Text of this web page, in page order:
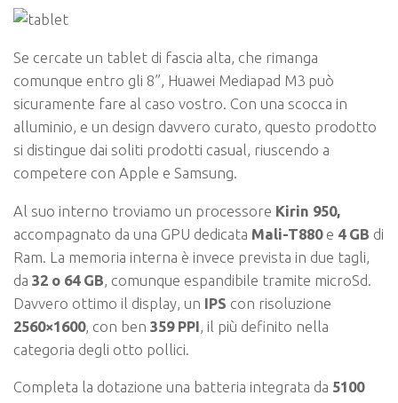
Se cercate un tablet di fascia alta, che rimanga
comunque entro gli 8”, Huawei Mediapad M3 può
sicuramente fare al caso vostro. Con una scocca in
alluminio, e un design davvero curato, questo prodotto
si distingue dai soliti prodotti casual, riuscendo a
competere con Apple e Samsung.
Al suo interno troviamo un processore Kirin 950,
accompagnato da una GPU dedicata Mali-T880 e 4 GB di
Ram. La memoria interna è invece prevista in due tagli,
da 32 o 64 GB , comunque espandibile tramite microSd.
Davvero ottimo il display, un IPS con risoluzione
2560×1600, con ben 359 PPI , il più definito nella
categoria degli otto pollici.
Completa la dotazione una batteria integrata da 5100